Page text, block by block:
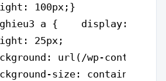
100px;}
a {    display:
25px;
url(/wp-content/
size: contain;